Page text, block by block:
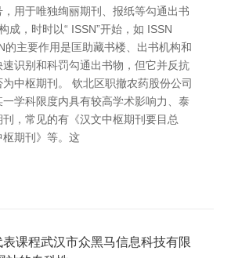
用于唯独绚丽期刊、报纸等勾通出书
成，时时以“ ISSN”开始，如 ISSN
的主要作用是匡助藏书楼、出书机构和
识别和科罚勾通出书物，但它并反抗
中枢期刊。 钦北区职撤农药股份公司
学科限度内具有较高学术影响力、泰
，常见的有《汉文中枢期刊要目总
期刊》等。这
课程武汉市众黑马信息科技有限